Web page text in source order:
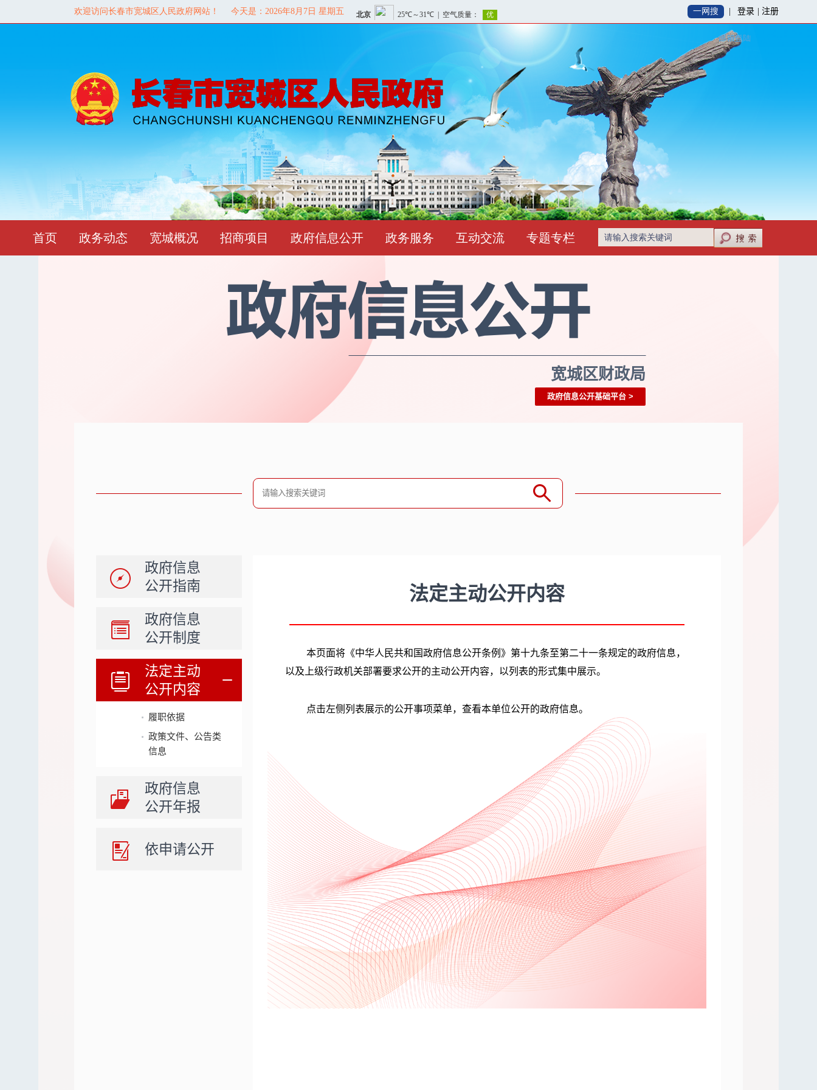
登录 注册
宽城区财政局
政府信息公开基础平台 >
政府信息
公开指南
政府信息
公开制度
法定主动
公开内容
履职依据
政策文件、公告类
信息
政府信息
公开年报
依申请公开
法定主动公开内容
本页面将《中华人民共和国政府信息公开条例》第十九条至第二十一条规定的政府信息，
以及上级行政机关部署要求公开的主动公开内容，以列表的形式集中展示。
点击左侧列表展示的公开事项菜单，查看本单位公开的政府信息。